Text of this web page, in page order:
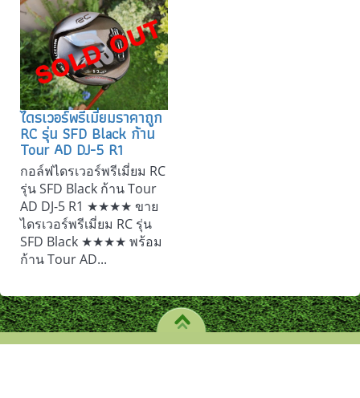
ไดรเวอร์พรีเมี่ยมราคาถูก
RC รุ่น SFD Black ก้าน
Tour AD DJ-5 R1
กอล์ฟไดรเวอร์พรีเมี่ยม RC
รุ่น SFD Black ก้าน Tour
AD DJ-5 R1 ★★★★ ขาย
ไดรเวอร์พรีเมี่ยม RC รุ่น
SFD Black ★★★★ พร้อม
ก้าน Tour AD...